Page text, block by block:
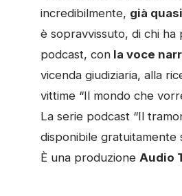
incredibilmente, già
è sopravvissuto, di chi
podcast, con la voce
vicenda giudiziaria, alla
vittime “Il mondo che
La serie podcast “Il
disponibile
È una produzione Audio